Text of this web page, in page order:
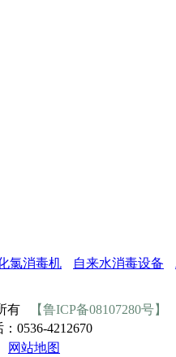
氯消毒机 自来水消毒设备
有
【鲁ICP备08107280号】
0536-4212670
网站地图